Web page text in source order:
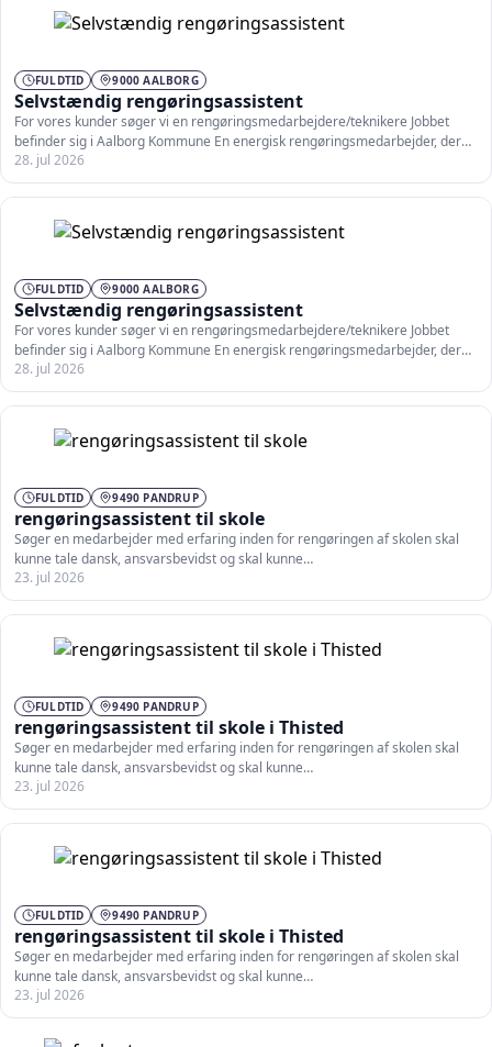
FULDTID 9000 AALBORG
Selvstændig rengøringsassistent
For vores kunder søger vi en rengøringsmedarbejdere/teknikere Jobbet
befinder sig i Aalborg Kommune En energisk rengøringsmedarbejder, der
kan…
28. jul 2026
FULDTID 9000 AALBORG
Selvstændig rengøringsassistent
For vores kunder søger vi en rengøringsmedarbejdere/teknikere Jobbet
befinder sig i Aalborg Kommune En energisk rengøringsmedarbejder, der
kan…
28. jul 2026
FULDTID 9490 PANDRUP
rengøringsassistent til skole
Søger en medarbejder med erfaring inden for rengøringen af skolen skal
kunne tale dansk, ansvarsbevidst og skal kunne…
23. jul 2026
FULDTID 9490 PANDRUP
rengøringsassistent til skole i Thisted
Søger en medarbejder med erfaring inden for rengøringen af skolen skal
kunne tale dansk, ansvarsbevidst og skal kunne…
23. jul 2026
FULDTID 9490 PANDRUP
rengøringsassistent til skole i Thisted
Søger en medarbejder med erfaring inden for rengøringen af skolen skal
kunne tale dansk, ansvarsbevidst og skal kunne…
23. jul 2026